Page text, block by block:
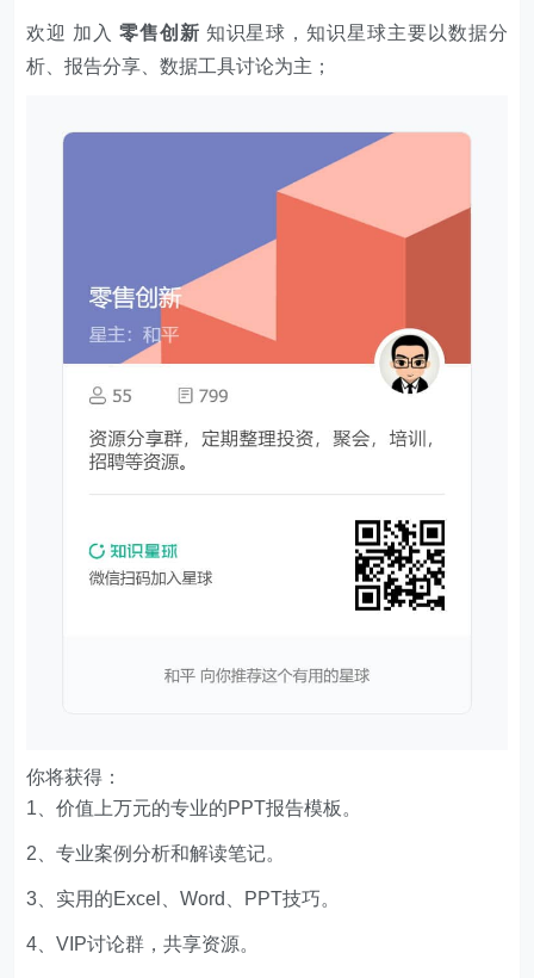
欢迎 加入 零售创新 知识星球，知识星球主要以数据分
析、报告分享、数据工具讨论为主；
你将获得：
1、价值上万元的专业的PPT报告模板。
2、专业案例分析和解读笔记。
3、实用的Excel、Word、PPT技巧。
4、VIP讨论群，共享资源。